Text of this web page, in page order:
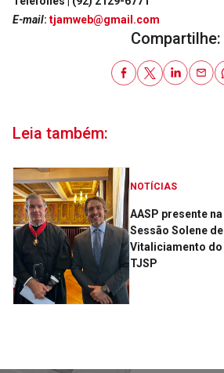
E-mail: tjamweb@gmail.com
Compartilhe:
Leia também:
NOTÍCIAS
AASP presente na
Sessão Solene de
Vitaliciamento do
TJSP